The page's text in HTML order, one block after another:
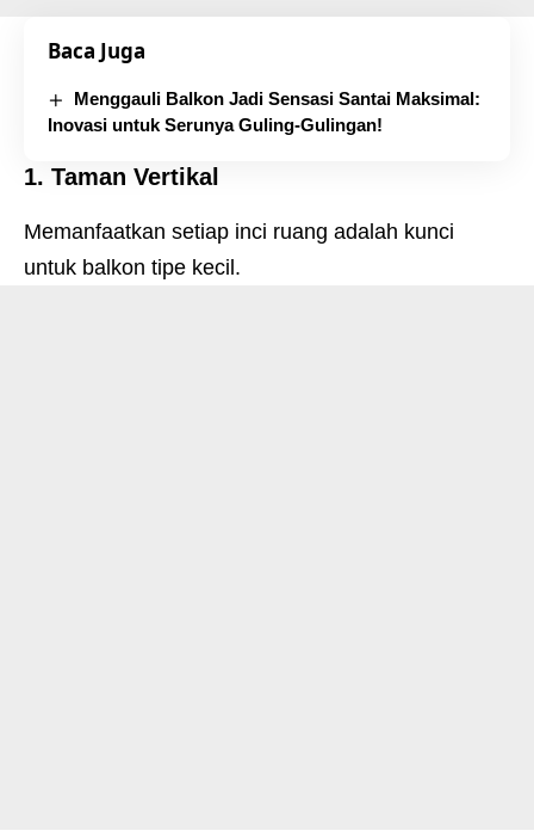
Baca Juga
Menggauli Balkon Jadi Sensasi Santai Maksimal:
Inovasi untuk Serunya Guling-Gulingan!
1. Taman Vertikal
Memanfaatkan setiap inci ruang adalah kunci
untuk balkon tipe kecil.